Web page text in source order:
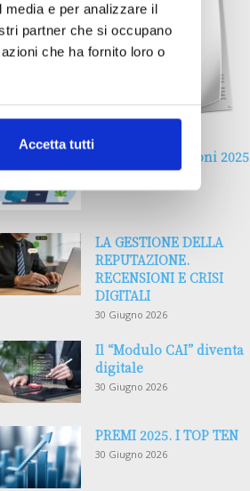
e per analizzare il
partner che si occupano
che ha fornito loro o
Accetta tutti
Reclami e sanzioni 2025
LA GESTIONE DELLA
REPUTAZIONE.
RECENSIONI E CRISI
DIGITALI
30 Giugno 2026
Il “Modulo CAI” diventa
digitale
30 Giugno 2026
PREMI 2025. I TOP TEN
30 Giugno 2026